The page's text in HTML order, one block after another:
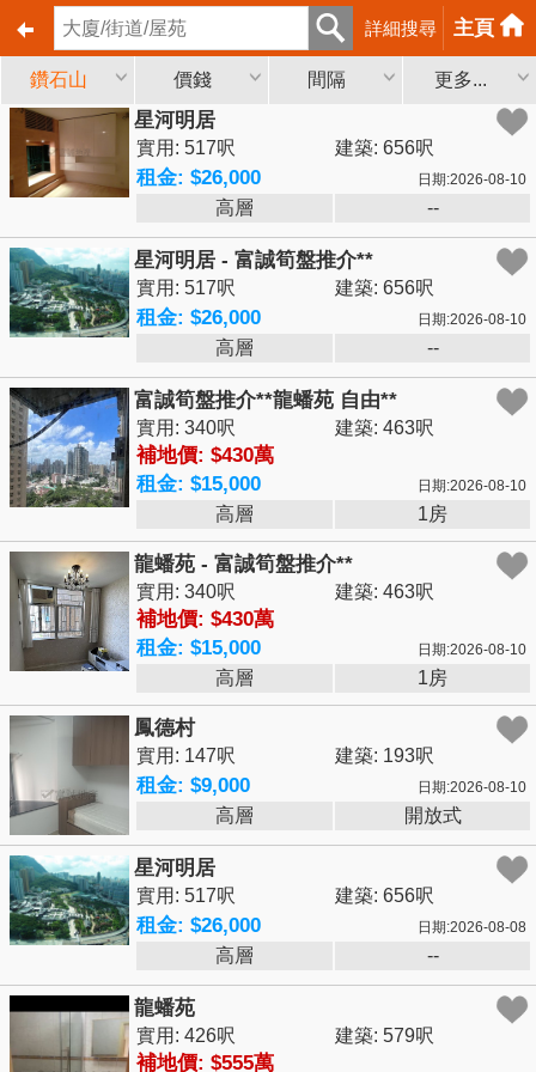
詳細搜尋 主頁
鑽石山 價錢 間隔 更多...
星河明居
實用: 517呎 建築: 656呎
租金: $26,000 日期:2026-08-10
高層 --
星河明居 - 富誠筍盤推介**
實用: 517呎 建築: 656呎
租金: $26,000 日期:2026-08-10
高層 --
富誠筍盤推介**龍蟠苑 自由**
實用: 340呎 建築: 463呎
補地價: $430萬
租金: $15,000
日期:2026-08-10
高層 1房
龍蟠苑 - 富誠筍盤推介**
實用: 340呎 建築: 463呎
補地價: $430萬
租金: $15,000
日期:2026-08-10
高層 1房
鳳德村
實用: 147呎 建築: 193呎
租金: $9,000 日期:2026-08-10
高層 開放式
星河明居
實用: 517呎 建築: 656呎
租金: $26,000 日期:2026-08-08
高層 --
龍蟠苑
實用: 426呎 建築: 579呎
補地價: $555萬